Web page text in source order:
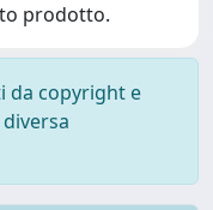
prodotto.
da copyright e